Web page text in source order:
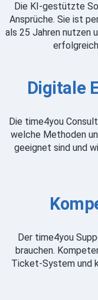
Die KI-gestützte
Ansprüche. Sie ist
als 25 Jahren nutzen
Digitale
Die time4you
welche Methoden
geeignet sind und
Der time4you
brauchen.
Ticket-System und